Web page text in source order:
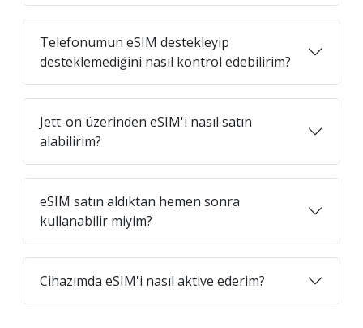
Telefonumun eSIM destekleyip
desteklemediğini nasıl kontrol edebilirim?
Jett-on üzerinden eSIM'i nasıl satın
alabilirim?
eSIM satın aldıktan hemen sonra
kullanabilir miyim?
Cihazımda eSIM'i nasıl aktive ederim?